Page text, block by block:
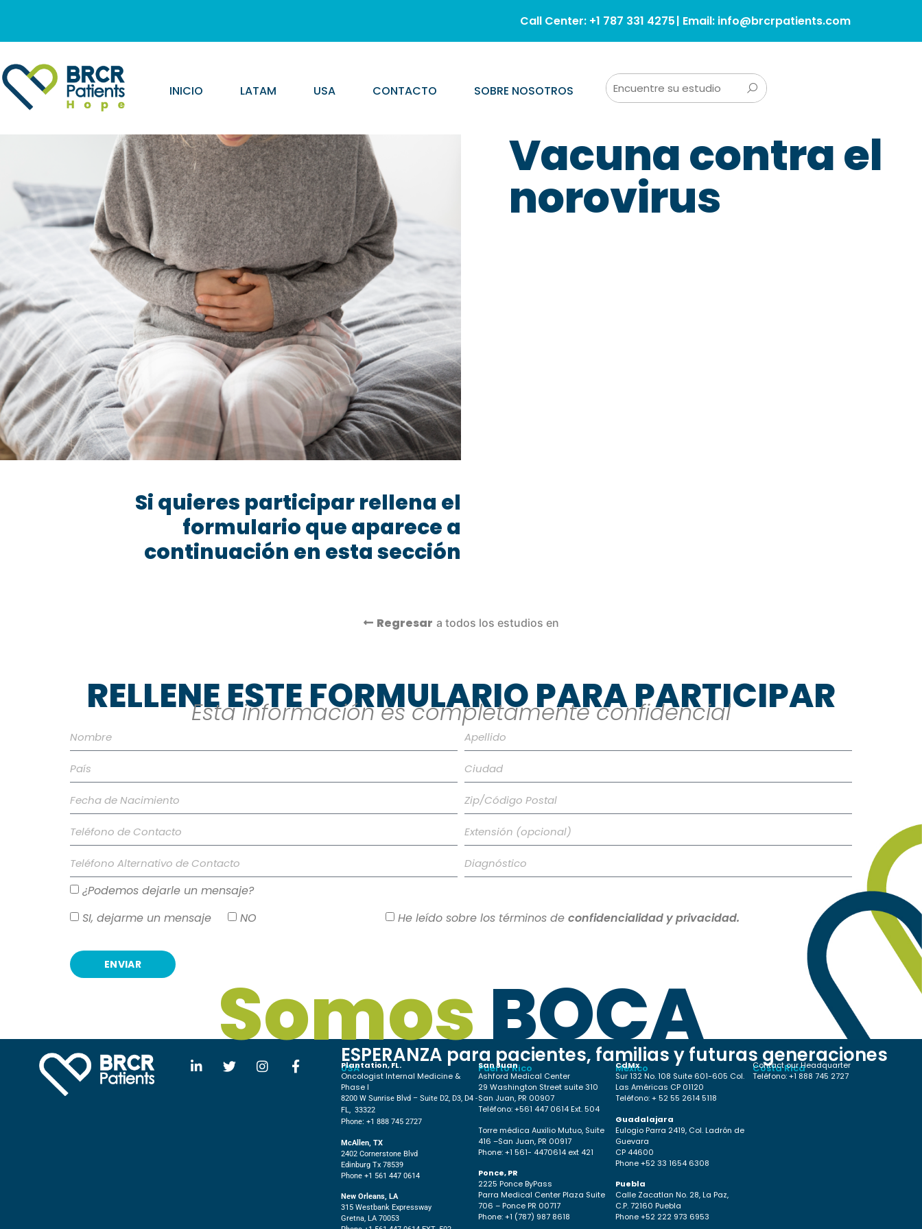
Call Center: +1 787 331 4275| Email: info@brcrpatients.com
INICIO LATAM USA CONTACTO SOBRE NOSOTROS
Vacuna contra el
norovirus
Si quieres participar rellena el
formulario que aparece a
continuación en esta sección
Regresar a todos los estudios en
RELLENE ESTE FORMULARIO PARA PARTICIPAR
Esta información es completamente confidencial
¿Podemos dejarle un mensaje?
SI, dejarme un mensaje
NO He leído sobre los términos de confidencialidad y privacidad.
ENVIAR SomosBOCA
ESPERANZA para pacientes, familias y futuras generaciones
USA
Plantation, FL.
Oncologist Internal Medicine &
Phase I
8200 W Sunrise Blvd – Suite D2, D3, D4 -
FL, 33322
Phone: +1 888 745 2727
McAllen, TX
2402 Cornerstone Blvd
Edinburg Tx 78539
Phone +1 561 447 0614
New Orleans, LA
315 Westbank Expressway
Gretna, LA 70053
Puerto Rico
San Juan
Ashford Medical Center
29 Washington Street suite 310
San Juan, PR 00907
Teléfono: +561 447 0614 Ext. 504
Torre médica Auxilio Mutuo, Suite
416 –San Juan, PR 00917
Phone: +1 561- 4470614 ext 421
Ponce, PR
2225 Ponce ByPass
Parra Medical Center Plaza Suite
706 – Ponce PR 00717
Phone: +1 (787) 987 8618
México
CdMx
Sur 132 No. 108 Suite 601-605 Col.
Las Américas CP 01120
Teléfono: + 52 55 2614 5118
Guadalajara
Eulogio Parra 2419, Col. Ladrón de
Guevara
CP 44600
Phone +52 33 1654 6308
Puebla
Calle Zacatlan No. 28, La Paz,
C.P. 72160 Puebla
Phone +52 222 973 6953
Costa Rica
Contact our Headquarter
Teléfono: +1 888 745 2727